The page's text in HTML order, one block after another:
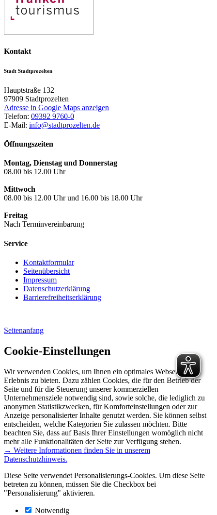
Kontakt
Stadt Stadtprozelten
Hauptstraße 132
97909 Stadtprozelten
Adresse in Google Maps anzeigen
Telefon: 09392 9760-0
E-Mail: info@stadtprozelten.de
Öffnungszeiten
Montag, Dienstag und Donnerstag
08.00 bis 12.00 Uhr
Mittwoch
08.00 bis 12.00 Uhr und 16.00 bis 18.00 Uhr
Freitag
Nach Terminvereinbarung
Service
Kontaktformular
Seitenübersicht
Impressum
Datenschutzerklärung
Barrierefreiheitserklärung
Seitenanfang
Cookie-Einstellungen
Wir verwenden Cookies, um Ihnen ein optimales Webseiten-
Erlebnis zu bieten. Dazu zählen Cookies, die für den Betrieb der
Seite und für die Steuerung unserer kommerziellen
Unternehmensziele notwendig sind, sowie solche, die lediglich zu
anonymen Statistikzwecken, für Komforteinstellungen oder zur
Anzeige personalisierter Inhalte genutzt werden. Sie können selbst
entscheiden, welche Kategorien Sie zulassen möchten. Bitte
beachten Sie, dass auf Basis Ihrer Einstellungen womöglich nicht
mehr alle Funktionalitäten der Seite zur Verfügung stehen.
→ Weitere Informationen finden Sie in unserem
Datenschutzhinweis.
Diese Seite verwendet Personalisierungs-Cookies. Um diese Seite
betreten zu können, müssen Sie die Checkbox bei
"Personalisierung" aktivieren.
Notwendig